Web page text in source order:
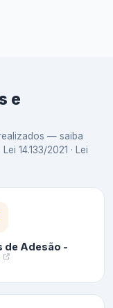
e
— saiba
14.133/2021 · Lei
de Adesão -